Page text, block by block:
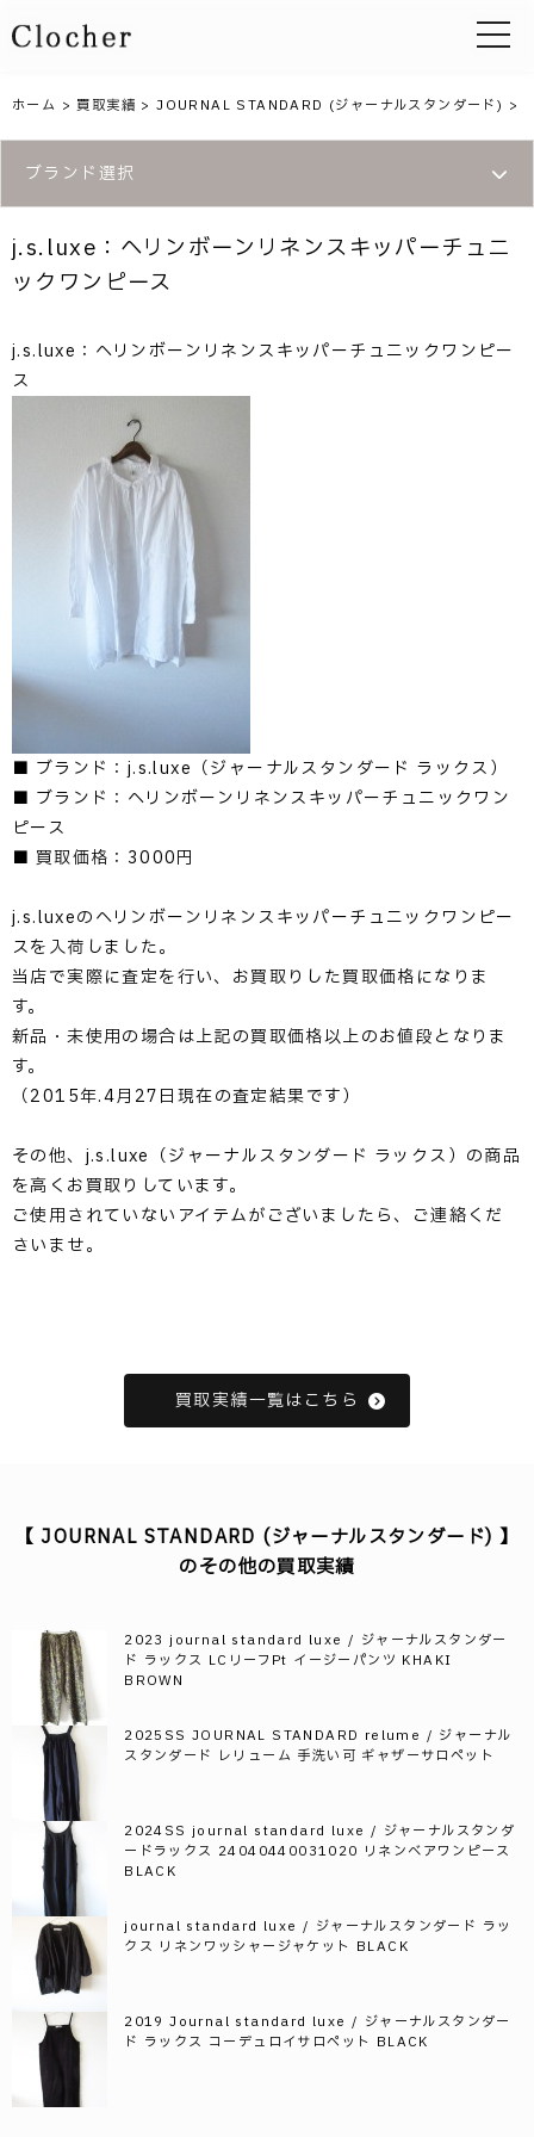
toggle
ホーム >買取実績 >JOURNAL STANDARD (ジャーナルスタンダード) >
ブランド選択
j.s.luxe：ヘリンボーンリネンスキッパーチュニ
ックワンピース
j.s.luxe：ヘリンボーンリネンスキッパーチュニックワンピー
ス
■ ブランド：j.s.luxe（ジャーナルスタンダード ラックス）
■ ブランド：ヘリンボーンリネンスキッパーチュニックワン
ピース
■ 買取価格：3000円
j.s.luxeのヘリンボーンリネンスキッパーチュニックワンピー
スを入荷しました。
当店で実際に査定を行い、お買取りした買取価格になりま
す。
新品・未使用の場合は上記の買取価格以上のお値段となりま
す。
（2015年.4月27日現在の査定結果です）
その他、j.s.luxe（ジャーナルスタンダード ラックス）の商品
を高くお買取りしています。
ご使用されていないアイテムがございましたら、ご連絡くだ
さいませ。
買取実績一覧はこちら
【 JOURNAL STANDARD (ジャーナルスタンダード) 】
のその他の買取実績
2023 journal standard luxe / ジャーナルスタンダー
ド ラックス LCリーフPt イージーパンツ KHAKI
BROWN
2025SS JOURNAL STANDARD relume / ジャーナル
スタンダード レリューム 手洗い可 ギャザーサロペット
2024SS journal standard luxe / ジャーナルスタンダ
ードラックス 24040440031020 リネンベアワンピース
BLACK
journal standard luxe / ジャーナルスタンダード ラッ
クス リネンワッシャージャケット BLACK
2019 Journal standard luxe / ジャーナルスタンダー
ド ラックス コーデュロイサロペット BLACK